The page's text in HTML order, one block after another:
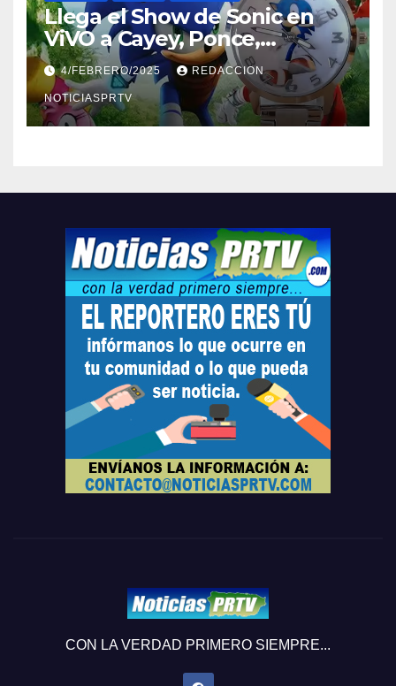
Llega el Show de Sonic en
ViVO a Cayey, Ponce,
Barceloneta y Humacao,
Relojes gratis para el que
compre ahora….
4/FEBRERO/2025 REDACCION
NOTICIASPRTV
CON LA VERDAD PRIMERO SIEMPRE...